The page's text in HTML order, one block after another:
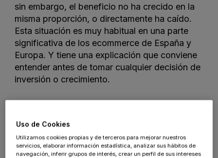
sin embargo, el beneficio no ha crecido en la
misma proporción, o directamente ha caído.
Esta situación es muy habitual en una parte
significativa de los ecommerce de España y
Europa. Y tiene una explicación que conviene
entender antes de tomar cualquier decisión de
inversión o crecimiento.
El modelo que funcionaba
ya no funciona igual
Uso de Cookies
Utilizamos cookies propias y de terceros para mejorar nuestros
servicios, elaborar información estadística, analizar sus hábitos de
navegación, inferir grupos de interés, crear un perfil de sus intereses